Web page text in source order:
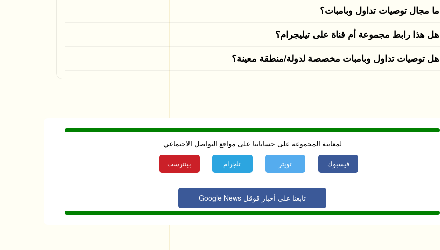
ما مجال توصيات تداول وبامبات؟
هل هذا رابط مجموعة أم قناة على تيليجرام؟
هل توصيات تداول وبامبات مخصصة لدولة/منطقة معينة؟
لمعاينة المجموعة على حساباتنا على مواقع التواصل الاجتماعي
فيسبوك تويتر تلجرام بينترست
تابعنا على أخبار قوقل Google News